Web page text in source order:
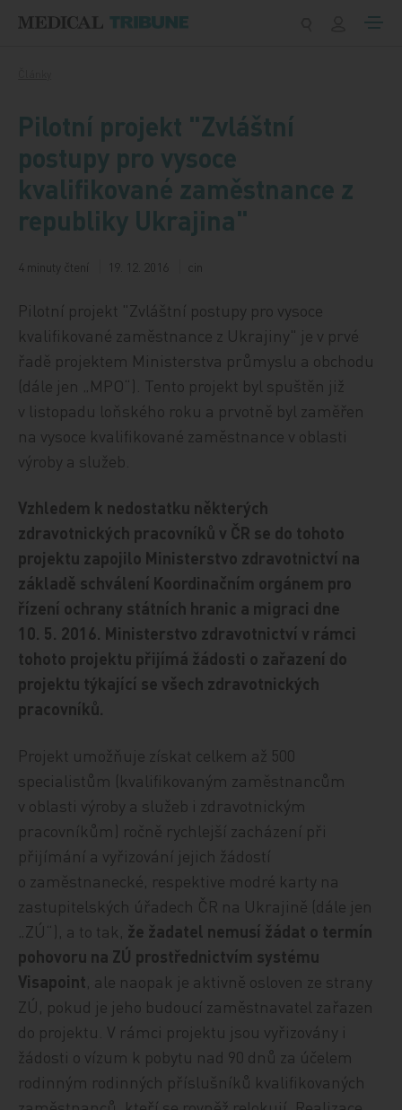
Pilotní projekt "Zvláštní
postupy pro vysoce
kvalifikované zaměstnance z
republiky Ukrajina"
4 minuty čtení 19. 12. 2016 cin
Pilotní projekt "Zvláštní postupy pro vysoce
kvalifikované zaměstnance z Ukrajiny" je v prvé
řadě projektem Ministerstva průmyslu a obchodu
(dále jen „MPO“). Tento projekt byl spuštěn již
v listopadu loňského roku a prvotně byl zaměřen
na vysoce kvalifikované zaměstnance v oblasti
výroby a služeb.
Vzhledem k nedostatku některých
zdravotnických pracovníků v ČR se do tohoto
projektu zapojilo Ministerstvo zdravotnictví na
základě schválení Koordinačním orgánem pro
řízení ochrany státních hranic a migraci dne
10. 5. 2016. Ministerstvo zdravotnictví v rámci
tohoto projektu přijímá žádosti o zařazení do
projektu týkající se všech zdravotnických
pracovníků.
Projekt umožňuje získat celkem až 500
specialistům (kvalifikovaným zaměstnancům
v oblasti výroby a služeb i zdravotnickým
pracovníkům) ročně rychlejší zacházení při
přijímání a vyřizování jejich žádostí
o zaměstnanecké, respektive modré karty na
zastupitelských úřadech ČR na Ukrajině (dále jen
„ZÚ“), a to tak, že žadatel nemusí žádat o termín
pohovoru na ZÚ prostřednictvím systému
Visapoint, ale naopak je aktivně osloven ze strany
ZÚ, pokud je jeho budoucí zaměstnavatel zařazen
do projektu. V rámci projektu jsou vyřizovány i
žádosti o vízum k pobytu nad 90 dnů za účelem
rodinným rodinných příslušníků kvalifikovaných